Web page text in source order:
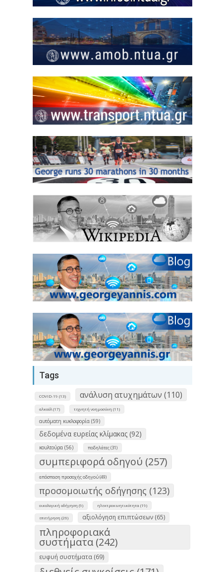
Tags
COVID-19 (13) ανάλυση ατυχημάτων (110)
αλκοόλ (17) τεχνητή νοημοσύνη (11)
αυτόματη κυκλοφορία (59)
δεδομένα ευρείας κλίμακας (92)
κουλτούρα (56) ποδηλάτες (31)
συμπεριφορά οδηγού (257)
απόσπαση προσοχής οδηγού (49)
προσομοιωτής οδήγησης (123)
οικολογική οδήγηση (9) ηλεκτροκινητικότητα (19)
επιτήρηση (26) αξιολόγηση επιπτώσεων (65)
πληροφοριακά
συστήματα (242)
ευφυή συστήματα (69)